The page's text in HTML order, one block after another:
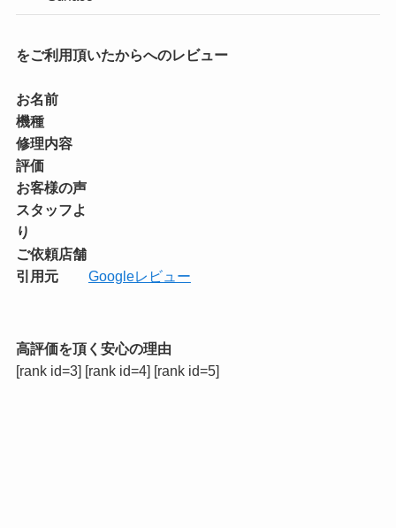
をご利用頂いたからへのレビュー
お名前
機種
修理内容
評価
お客様の声
スタッフよ
り
ご依頼店舗
引用元
Googleレビュー
高評価を頂く安心の理由
[rank id=3] [rank id=4] [rank id=5]